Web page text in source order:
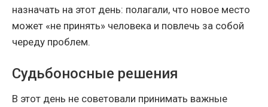
назначать на этот день: полагали, что новое место
может «не принять» человека и повлечь за собой
череду проблем.
Судьбоносные решения
В этот день не советовали принимать важные